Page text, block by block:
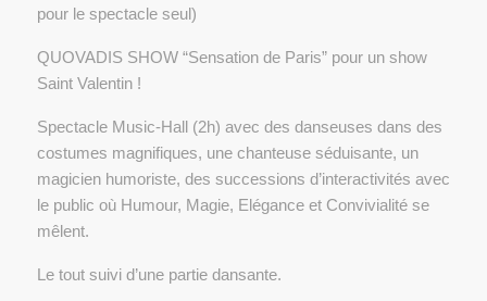
pour le spectacle seul)
QUOVADIS SHOW “Sensation de Paris” pour un show
Saint Valentin !
Spectacle Music-Hall (2h) avec des danseuses dans des
costumes magnifiques, une chanteuse séduisante, un
magicien humoriste, des successions d’interactivités avec
le public où Humour, Magie, Elégance et Convivialité se
mêlent.
Le tout suivi d’une partie dansante.